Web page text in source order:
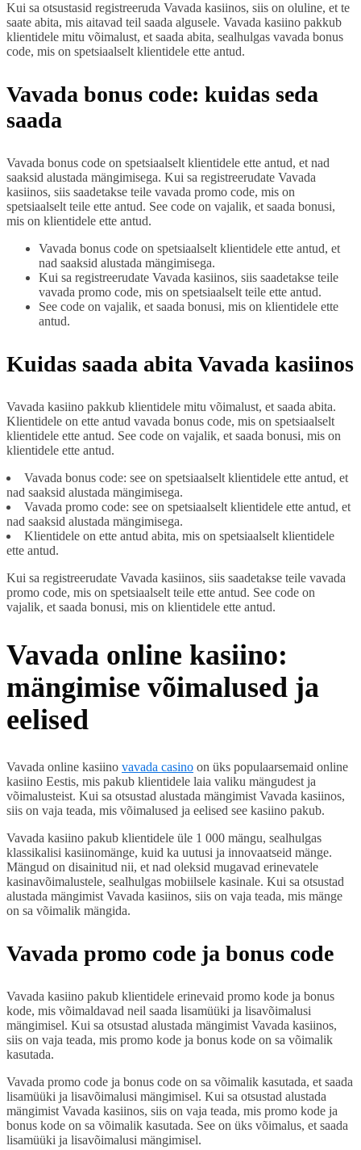
Kui sa otsustasid registreeruda Vavada kasiinos, siis on oluline, et te
saate abita, mis aitavad teil saada algusele. Vavada kasiino pakkub
klientidele mitu võimalust, et saada abita, sealhulgas vavada bonus
code, mis on spetsiaalselt klientidele ette antud.
Vavada bonus code: kuidas seda
saada
Vavada bonus code on spetsiaalselt klientidele ette antud, et nad
saaksid alustada mängimisega. Kui sa registreerudate Vavada
kasiinos, siis saadetakse teile vavada promo code, mis on
spetsiaalselt teile ette antud. See code on vajalik, et saada bonusi,
mis on klientidele ette antud.
Vavada bonus code on spetsiaalselt klientidele ette antud, et
nad saaksid alustada mängimisega.
Kui sa registreerudate Vavada kasiinos, siis saadetakse teile
vavada promo code, mis on spetsiaalselt teile ette antud.
See code on vajalik, et saada bonusi, mis on klientidele ette
antud.
Kuidas saada abita Vavada kasiinos
Vavada kasiino pakkub klientidele mitu võimalust, et saada abita.
Klientidele on ette antud vavada bonus code, mis on spetsiaalselt
klientidele ette antud. See code on vajalik, et saada bonusi, mis on
klientidele ette antud.
Vavada bonus code: see on spetsiaalselt klientidele ette antud, et
nad saaksid alustada mängimisega.
Vavada promo code: see on spetsiaalselt klientidele ette antud, et
nad saaksid alustada mängimisega.
Klientidele on ette antud abita, mis on spetsiaalselt klientidele
ette antud.
Kui sa registreerudate Vavada kasiinos, siis saadetakse teile vavada
promo code, mis on spetsiaalselt teile ette antud. See code on
vajalik, et saada bonusi, mis on klientidele ette antud.
Vavada online kasiino:
mängimise võimalused ja
eelised
Vavada online kasiino vavada casino on üks populaarsemaid online
kasiino Eestis, mis pakub klientidele laia valiku mängudest ja
võimalusteist. Kui sa otsustad alustada mängimist Vavada kasiinos,
siis on vaja teada, mis võimalused ja eelised see kasiino pakub.
Vavada kasiino pakub klientidele üle 1 000 mängu, sealhulgas
klassikalisi kasiinomänge, kuid ka uutusi ja innovaatseid mänge.
Mängud on disainitud nii, et nad oleksid mugavad erinevatele
kasinavõimalustele, sealhulgas mobiilsele kasinale. Kui sa otsustad
alustada mängimist Vavada kasiinos, siis on vaja teada, mis mänge
on sa võimalik mängida.
Vavada promo code ja bonus code
Vavada kasiino pakub klientidele erinevaid promo kode ja bonus
kode, mis võimaldavad neil saada lisamüüki ja lisavõimalusi
mängimisel. Kui sa otsustad alustada mängimist Vavada kasiinos,
siis on vaja teada, mis promo kode ja bonus kode on sa võimalik
kasutada.
Vavada promo code ja bonus code on sa võimalik kasutada, et saada
lisamüüki ja lisavõimalusi mängimisel. Kui sa otsustad alustada
mängimist Vavada kasiinos, siis on vaja teada, mis promo kode ja
bonus kode on sa võimalik kasutada. See on üks võimalus, et saada
lisamüüki ja lisavõimalusi mängimisel.